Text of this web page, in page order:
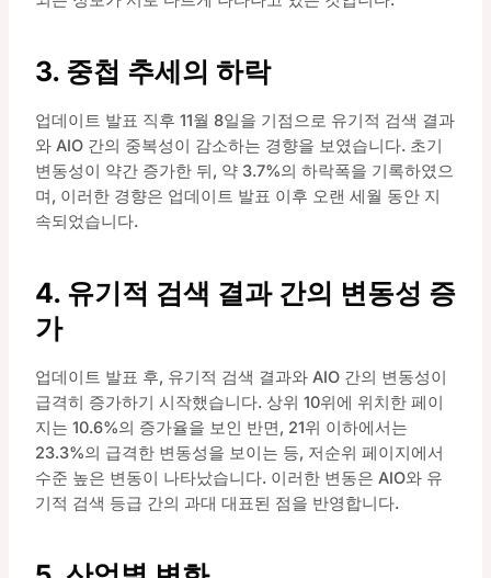
3. 중첩 추세의 하락
업데이트 발표 직후 11월 8일을 기점으로 유기적 검색 결과
와 AIO 간의 중복성이 감소하는 경향을 보였습니다. 초기
변동성이 약간 증가한 뒤, 약 3.7%의 하락폭을 기록하였으
며, 이러한 경향은 업데이트 발표 이후 오랜 세월 동안 지
속되었습니다.
4. 유기적 검색 결과 간의 변동성 증
가
업데이트 발표 후, 유기적 검색 결과와 AIO 간의 변동성이
급격히 증가하기 시작했습니다. 상위 10위에 위치한 페이
지는 10.6%의 증가율을 보인 반면, 21위 이하에서는
23.3%의 급격한 변동성을 보이는 등, 저순위 페이지에서
수준 높은 변동이 나타났습니다. 이러한 변동은 AIO와 유
기적 검색 등급 간의 과대 대표된 점을 반영합니다.